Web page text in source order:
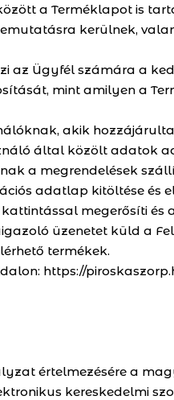
a Terméklapot is
kerülnek,
az Ügyfél számára a
mint amilyen a
akik
által közölt adatok
a megrendelések
adatlap kitöltése és
megerősíti és
üzenetet küld a
termékek.
https://
értelmezésére a
kereskedelmi